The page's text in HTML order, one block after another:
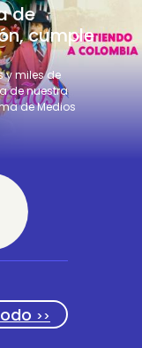
de
cumple
y miles de
de nuestra
de Medios
>>